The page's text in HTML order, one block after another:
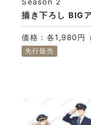
描き下ろし BIG
価格：各1,980円
先行販売